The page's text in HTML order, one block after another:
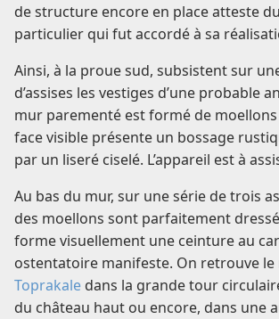
de structure encore en place atteste
particulier qui fut accordé à sa
Ainsi, à la proue sud, subsistent sur
d’assises les vestiges d’une probable
mur parementé est formé de
face visible présente un bossage
par un liseré ciselé. L’appareil est à
Au bas du mur, sur une série de trois
des moellons sont parfaitement
forme visuellement une ceinture au
ostentatoire manifeste. On retrouve le
Toprakale dans la grande tour
du château haut ou encore, dans une